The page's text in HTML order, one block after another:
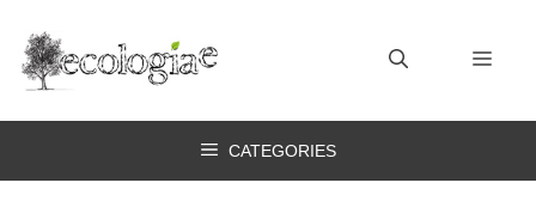
contenuto
CATEGORIES